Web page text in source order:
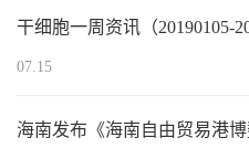
干细胞一周资讯（20190105-
07.15
海南发布《海南自由贸易港